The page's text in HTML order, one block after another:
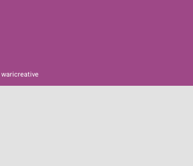
waricreative